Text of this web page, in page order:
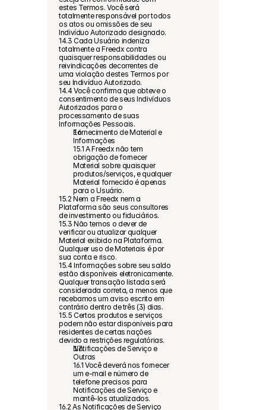
estes Termos. Você será
totalmente responsável por todos
os atos ou omissões de seu
Indivíduo Autorizado designado.
14.3 Cada Usuário indeniza
totalmente a Freedx contra
quaisquer responsabilidades ou
reivindicações decorrentes de
uma violação destes Termos por
seu Indivíduo Autorizado.
14.4 Você confirma que obteve o
consentimento de seus Indivíduos
Autorizados para o
processamento de suas
Informações Pessoais.
Fornecimento de Material e
Informações
15.1 A Freedx não tem
obrigação de fornecer
Material sobre quaisquer
produtos/serviços, e qualquer
Material fornecido é apenas
para o Usuário.
15.2 Nem a Freedx nem a
Plataforma são seus consultores
de investimento ou fiduciários.
15.3 Não temos o dever de
verificar ou atualizar qualquer
Material exibido na Plataforma.
Qualquer uso de Materiais é por
sua conta e risco.
15.4 Informações sobre seu saldo
estão disponíveis eletronicamente.
Qualquer transação listada será
considerada correta, a menos que
recebamos um aviso escrito em
contrário dentro de três (3) dias.
15.5 Certos produtos e serviços
podem não estar disponíveis para
residentes de certas nações
devido a restrições regulatórias.
Notificações de Serviço e
Outras
16.1 Você deverá nos fornecer
um e-mail e número de
telefone precisos para
Notificações de Serviço e
mantê-los atualizados.
16.2 As Notificações de Serviço